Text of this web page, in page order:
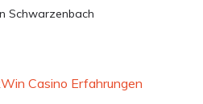
Schwarzenbach
Casino Erfahrungen